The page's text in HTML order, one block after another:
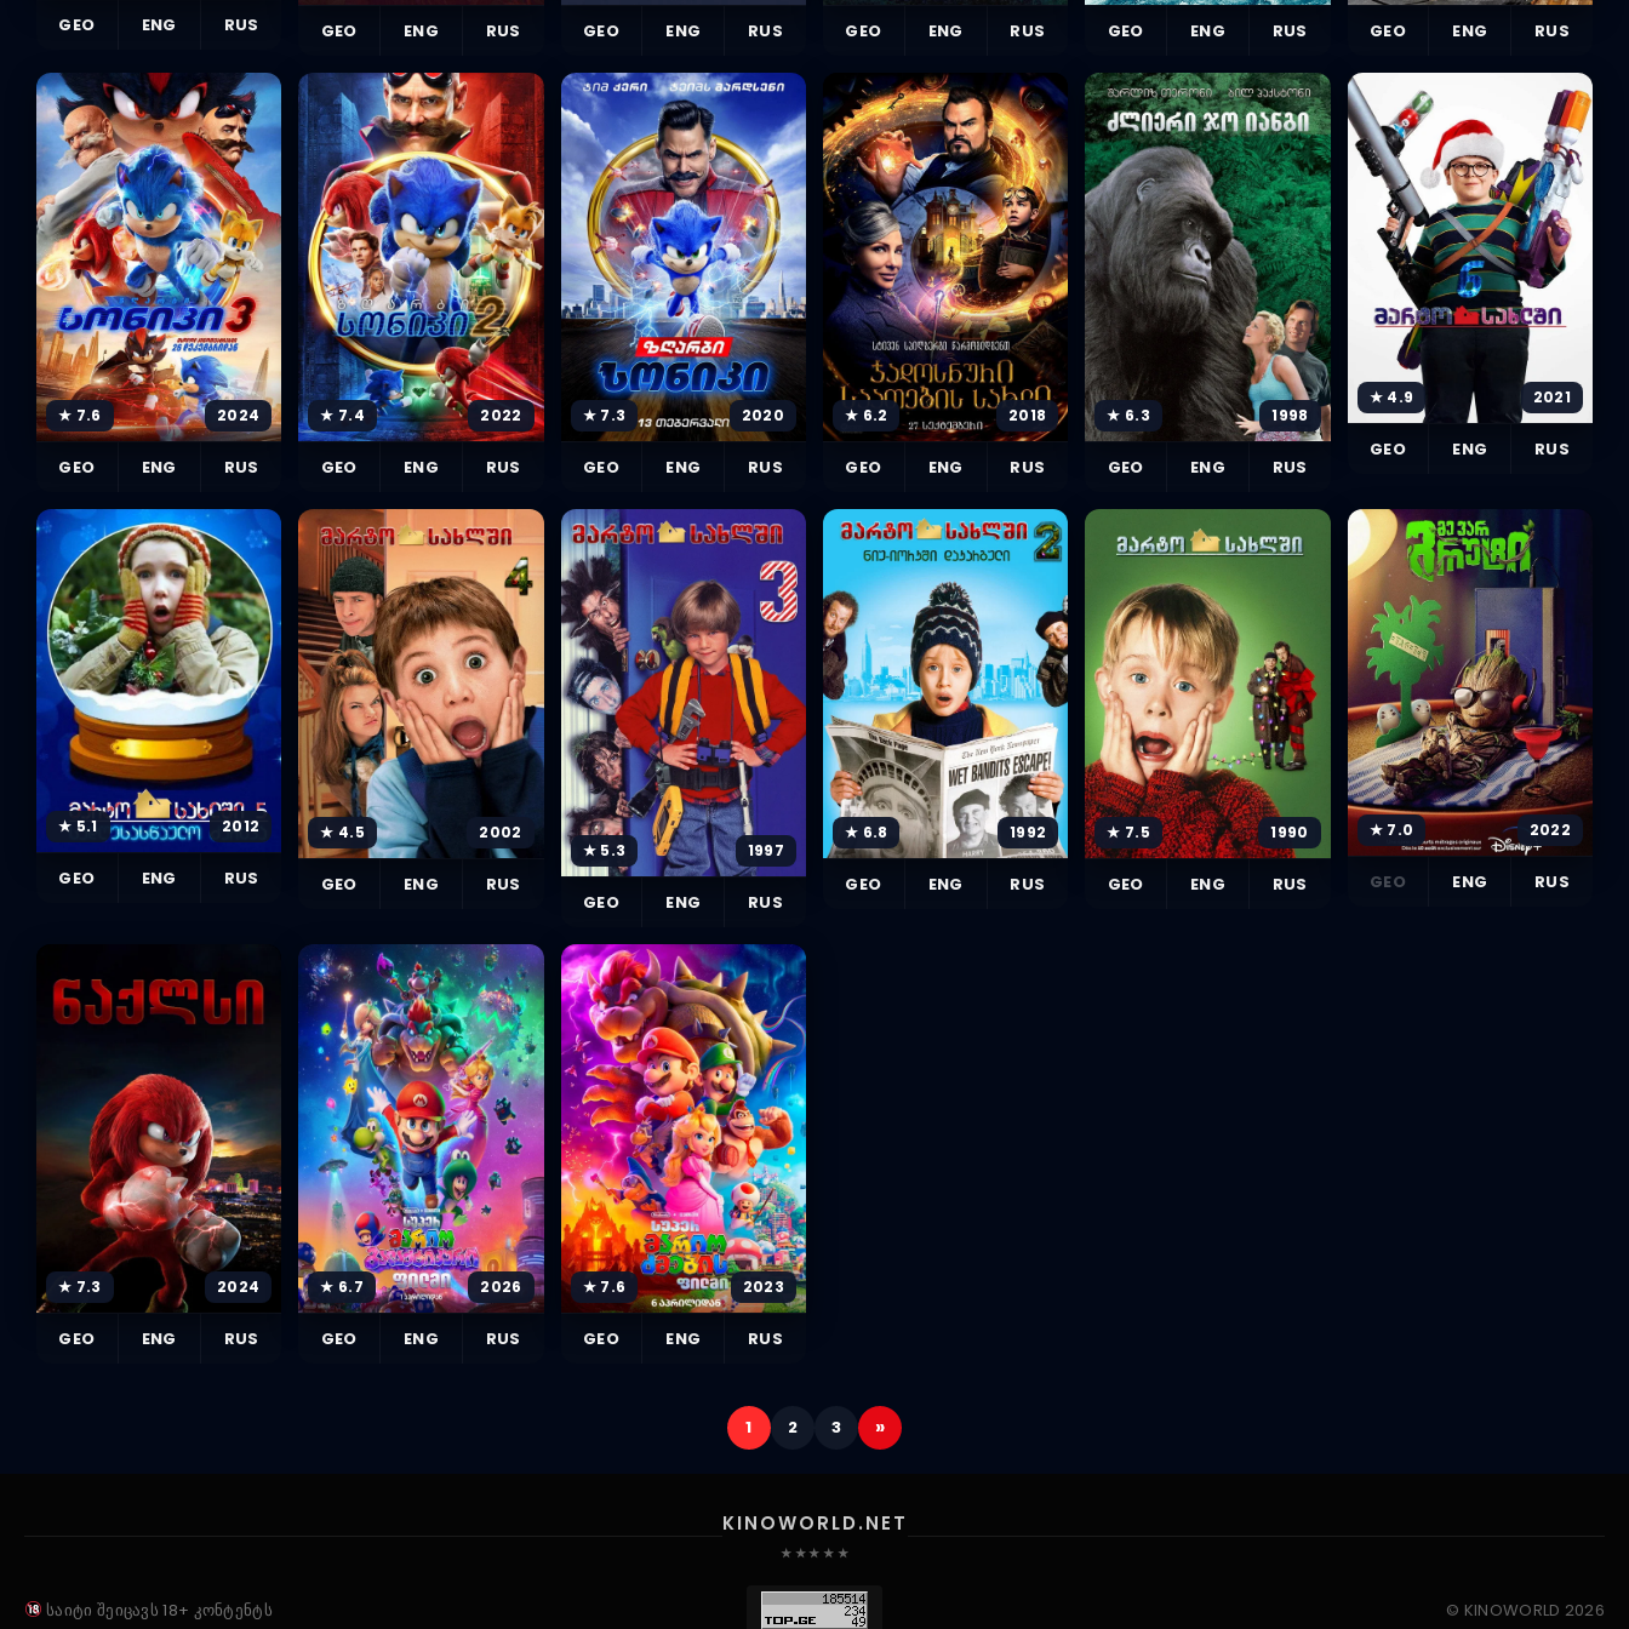
GEO ENG RUS GEO ENG RUS GEO ENG RUS GEO ENG RUS GEO ENG RUS GEO ENG RUS
★ 7.6 2024
GEO ENG RUS
★ 7.4 2022
GEO ENG RUS
★ 7.3 2020
GEO ENG RUS
★ 6.2 2018
GEO ENG RUS
★ 6.3 1998
GEO ENG RUS
★ 4.9 2021
GEO ENG RUS
★ 5.1 2012
GEO ENG RUS
★ 4.5 2002
GEO ENG RUS
★ 5.3 1997
GEO ENG RUS
★ 6.8 1992
GEO ENG RUS
★ 7.5 1990
GEO ENG RUS
★ 7.0 2022
GEO ENG RUS
★ 7.3 2024
GEO ENG RUS
★ 6.7 2026
GEO ENG RUS
★ 7.6 2023
GEO ENG RUS
1 2 3 »
KINOWORLD.NET
★ ★ ★ ★ ★
საიტი შეიცავს 18+ კონტენტს © KINOWORLD 2026